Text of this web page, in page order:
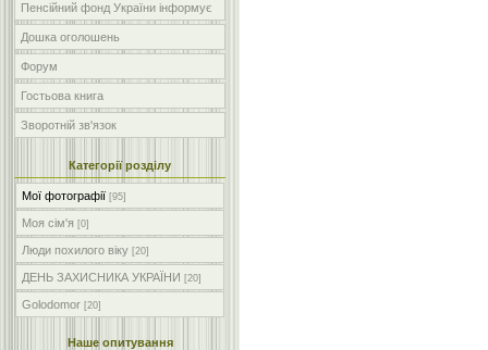
Пенсійний фонд України інформує
Дошка оголошень
Форум
Гостьова книга
Зворотній зв'язок
Категорії розділу
Мої фотографії [95]
Моя сім'я [0]
Люди похилого віку [20]
ДЕНЬ ЗАХИСНИКА УКРАЇНИ [20]
Golodomor [20]
Наше опитування